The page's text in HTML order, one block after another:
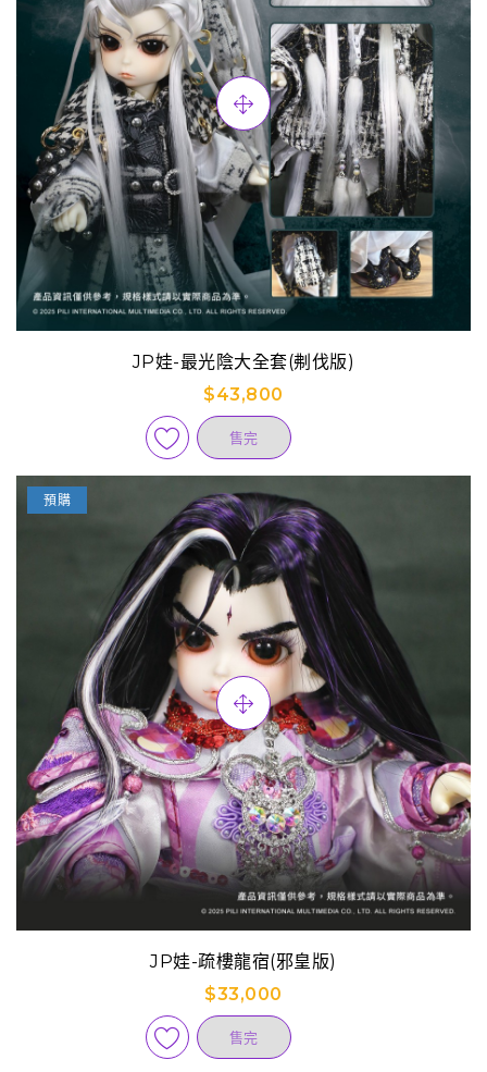
JP娃-最光陰大全套(刜伐版)
$43,800
售完
預購
JP娃-疏樓龍宿(邪皇版)
$33,000
售完